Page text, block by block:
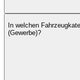
In welchen
(Gewerbe)?